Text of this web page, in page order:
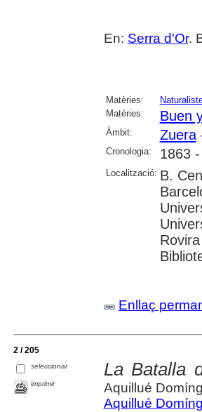
En: Serra d'Or.
Matèries:
Matèries:
Buen
Àmbit: Zuera
Cronologia: 1863
Localització: B.
Enllaç
2 / 205
seleccionar
imprimir
La Batalla
Aquillué
Aquillué